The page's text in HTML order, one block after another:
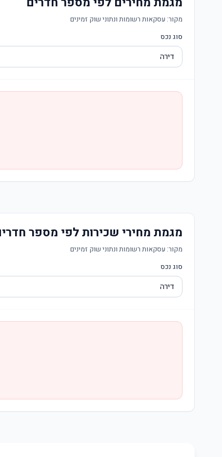
מקור: עסקאות רשומות ונתוני שוק זמינים
סוג נכס
מגמת מחירי שכירות לפי מספר
מקור: עסקאות רשומות ונתוני שוק זמינים
סוג נכס